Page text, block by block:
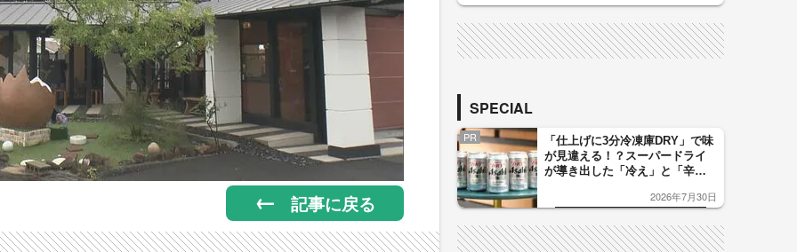
記事に戻る
SPECIAL
PR
「仕上げに3分冷凍庫DRY」で味
が見違える！？スーパードライ
が導き出した「冷え」と「辛
した「辛口カーブ」が飲み頃の
2026年7月30日